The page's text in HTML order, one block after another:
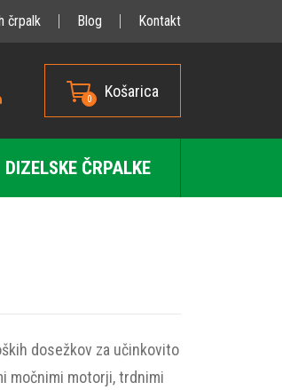
črpalk Blog Kontakt
0 Košarica
DIZELSKE ČRPALKE
dosežkov za učinkovito
močnimi motorji, trdnimi